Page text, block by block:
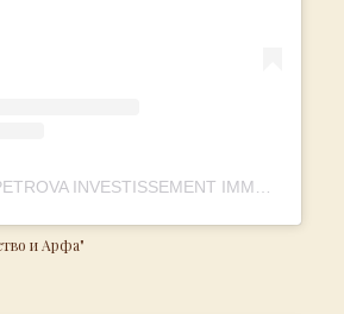
и Арфа"